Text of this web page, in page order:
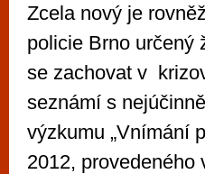
Zcela nový je
policie Brno určený
se zachovat v
seznámí s
výzkumu „Vnímání
2012, provedeného